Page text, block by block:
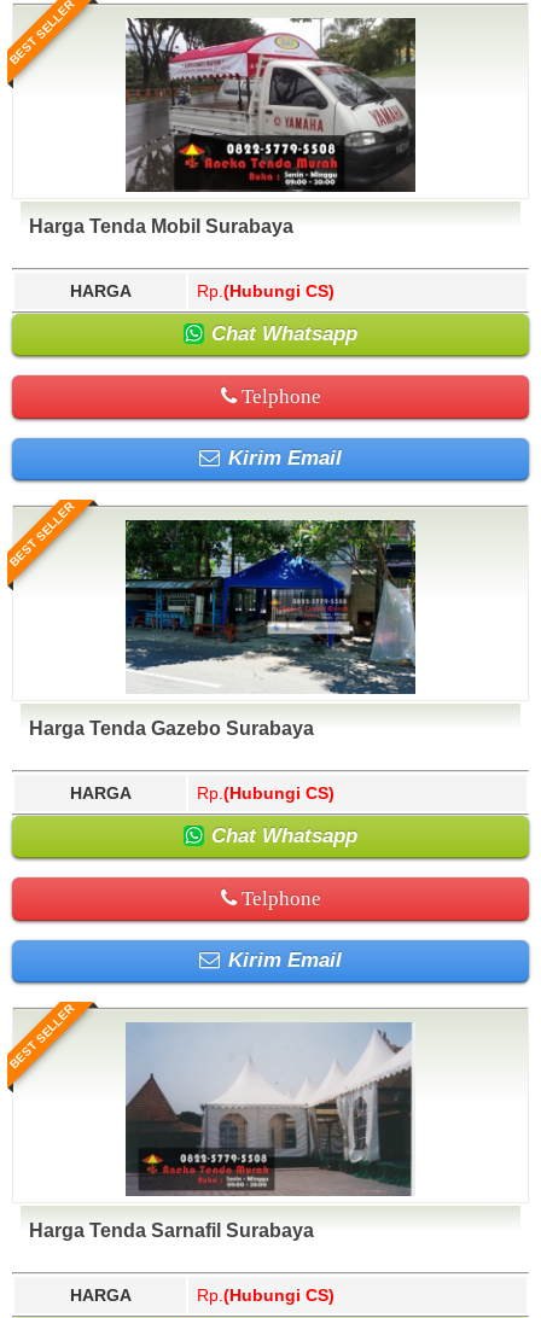
BEST SELLER
Harga Tenda Mobil Surabaya
HARGA Rp. (Hubungi CS)
Chat Whatsapp
Telphone
Kirim Email
BEST SELLER
Harga Tenda Gazebo Surabaya
HARGA Rp. (Hubungi CS)
Chat Whatsapp
Telphone
Kirim Email
BEST SELLER
Harga Tenda Sarnafil Surabaya
HARGA Rp. (Hubungi CS)